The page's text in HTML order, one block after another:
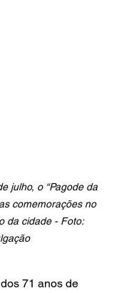
julho, o “Pagode da
comemorações no
da cidade - Foto:
71 anos de